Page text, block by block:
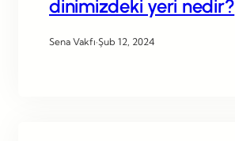
dinimizdeki yeri nedir?
Sena Vakfı·Şub 12, 2024